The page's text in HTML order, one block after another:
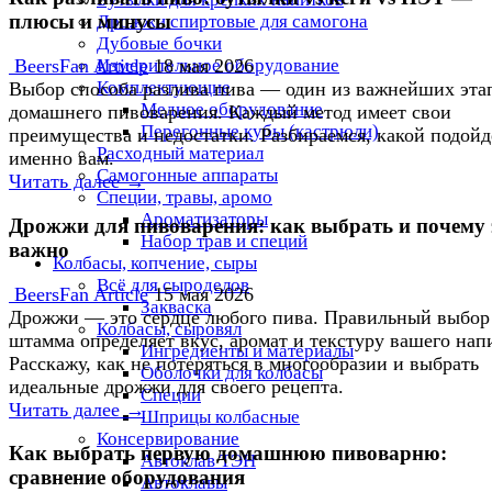
Дрожжи спиртовые для самогона
Дубовые бочки
Измерительное оборудование
Комплектующие
Медное оборудование
Перегонные кубы (кастрюли)
Расходный материал
Самогонные аппараты
Специи, травы, аромо
Ароматизаторы
Набор трав и специй
Колбасы, копчение, сыры
Всё для сыроделов
Закваска
Колбасы, сыровял
Ингредиенты и материалы
Оболочки для колбасы
Специи
Шприцы колбасные
Консервирование
Автоклав ТЭН
Автоклавы
плюсы и минусы
BeersFan Article 18 мая 2026
Выбор способа разлива пива — один из важнейших
домашнего пивоварения. Каждый метод имеет свои
преимущества и недостатки. Разбираемся, какой
именно вам.
Читать далее →
Дрожжи для пивоварения: как выбрать и почему
важно
BeersFan Article 15 мая 2026
Дрожжи — это сердце любого пива. Правильный выбор
штамма определяет вкус, аромат и текстуру вашего
Расскажу, как не потеряться в многообразии и выбрать
идеальные дрожжи для своего рецепта.
Читать далее →
Как выбрать первую домашнюю пивоварню:
сравнение оборудования